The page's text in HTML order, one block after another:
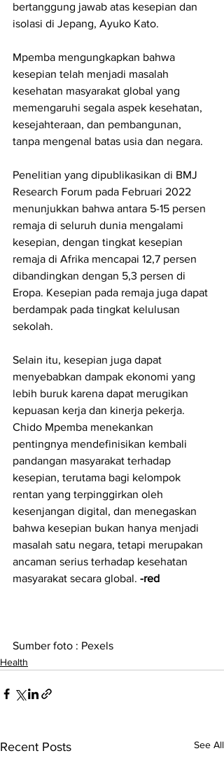
bertanggung jawab atas kesepian dan
isolasi di Jepang, Ayuko Kato.
Mpemba mengungkapkan bahwa
kesepian telah menjadi masalah
kesehatan masyarakat global yang
memengaruhi segala aspek kesehatan,
kesejahteraan, dan pembangunan,
tanpa mengenal batas usia dan negara.
Penelitian yang dipublikasikan di BMJ
Research Forum pada Februari 2022
menunjukkan bahwa antara 5-15 persen
remaja di seluruh dunia mengalami
kesepian, dengan tingkat kesepian
remaja di Afrika mencapai 12,7 persen
dibandingkan dengan 5,3 persen di
Eropa. Kesepian pada remaja juga dapat
berdampak pada tingkat kelulusan
sekolah.
Selain itu, kesepian juga dapat
menyebabkan dampak ekonomi yang
lebih buruk karena dapat merugikan
kepuasan kerja dan kinerja pekerja.
Chido Mpemba menekankan
pentingnya mendefinisikan kembali
pandangan masyarakat terhadap
kesepian, terutama bagi kelompok
rentan yang terpinggirkan oleh
kesenjangan digital, dan menegaskan
bahwa kesepian bukan hanya menjadi
masalah satu negara, tetapi merupakan
ancaman serius terhadap kesehatan
masyarakat secara global. -red
Sumber foto : Pexels
Health
Recent Posts See All